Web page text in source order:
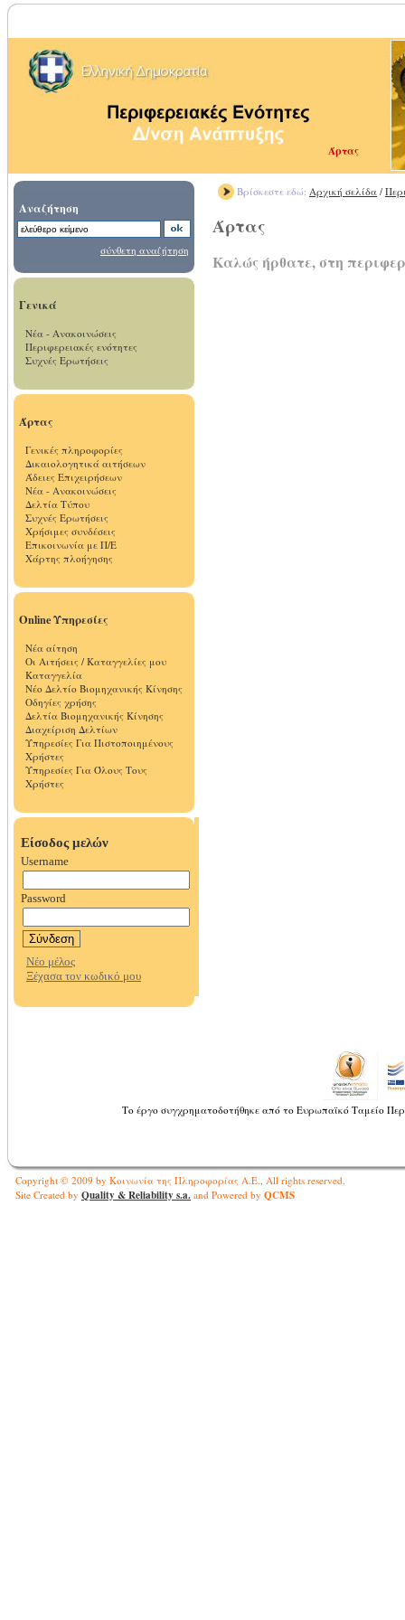
Άρτας
Αναζήτηση
σύνθετη αναζήτηση
Γενικά
Νέα - Ανακοινώσεις
Περιφερειακές ενότητες
Συχνές Ερωτήσεις
Άρτας
Γενικές πληροφορίες
Δικαιολογητικά αιτήσεων
Άδειες Επιχειρήσεων
Νέα - Ανακοινώσεις
Δελτία Τύπου
Συχνές Ερωτήσεις
Χρήσιμες συνδέσεις
Επικοινωνία με Π/Ε
Χάρτης πλοήγησης
Online Υπηρεσίες
Νέα αίτηση
Οι Αιτήσεις / Καταγγελίες μου
Καταγγελία
Νέο Δελτίο Βιομηχανικής Κίνησης
Οδηγίες χρήσης
Δελτία Βιομηχανικής Κίνησης
Διαχείριση Δελτίων
Υπηρεσίες Για Πιστοποιημένους
Χρήστες
Υπηρεσίες Για Όλους Τους
Χρήστες
Βρίσκεστε εδώ: Αρχική σελίδα /
Άρτας
Καλώς ήρθατε, στη
Το έργο συγχρηματοδοτήθηκε από το Ευρωπαϊκό Ταμείο
Copyright © 2009 by Κοινωνία της Πληροφορίας Α.Ε., All rights reserved.
Site Created by Quality & Reliability s.a. and Powered by QCMS